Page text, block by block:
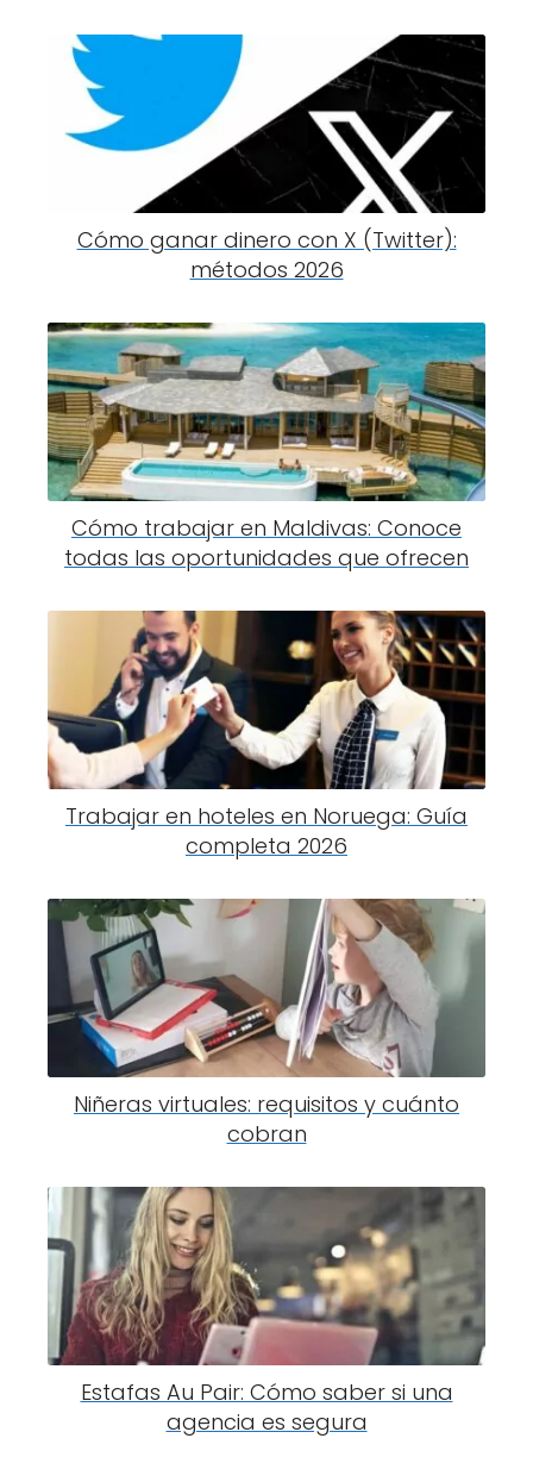
Cómo ganar dinero con X (Twitter):
métodos 2026
Cómo trabajar en Maldivas: Conoce
todas las oportunidades que ofrecen
Trabajar en hoteles en Noruega: Guía
completa 2026
Niñeras virtuales: requisitos y cuánto
cobran
Estafas Au Pair: Cómo saber si una
agencia es segura